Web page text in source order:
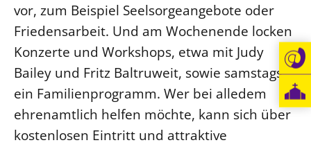
vor, zum Beispiel Seelsorgeangebote oder
Friedensarbeit. Und am Wochenende locken
Konzerte und Workshops, etwa mit Judy
Bailey und Fritz Baltruweit, sowie samstags
ein Familienprogramm. Wer bei alledem
ehrenamtlich helfen möchte, kann sich über
kostenlosen Eintritt und attraktive